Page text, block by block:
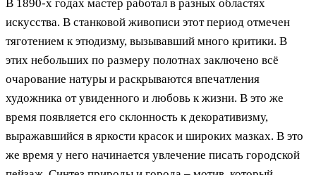
В 1890-х годах мастер работал в разных областях
искусства. В станковой живописи этот период отмечен
тяготением к этюдизму, вызывавший много критики. В
этих небольших по размеру полотнах заключено всё
очарование натуры и раскрываются впечатления
художника от увиденного и любовь к жизни. В это же
время появляется его склонность к декоративизму,
выражавшийся в яркости красок и широких мазках. В это
же время у него начинается увлечение писать городской